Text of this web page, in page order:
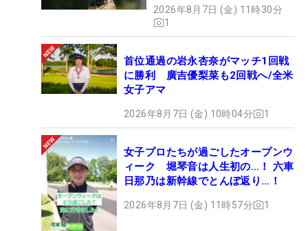
2026年8月7日 (金) 11時30分
1
首位通過の岩永杏奈がマッチ1回戦
に勝利 廣吉優梨菜も2回戦へ/全米
女子アマ
2026年8月7日 (金) 10時04分 1
女子プロたちが過ごしたオープンウ
ィーク 堀琴音は人生初の…！ 六車
日那乃は新幹線でとんぼ返り…！
2026年8月7日 (金) 11時57分 1